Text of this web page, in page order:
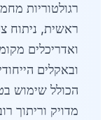
רגולטוריות
ראשית, ניתוח
ואדריכלים
ובאקלים
הכולל שימוש
מדויק וריתוך